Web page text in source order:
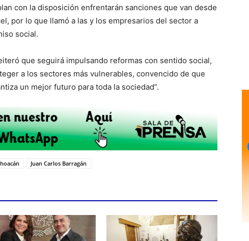
con la disposición enfrentarán sanciones que van desde
por lo que llamó a las y los empresarios del sector a
social.
que seguirá impulsando reformas con sentido social,
a los sectores más vulnerables, convencido de que
un mejor futuro para toda la sociedad”.
Juan Carlos Barragán